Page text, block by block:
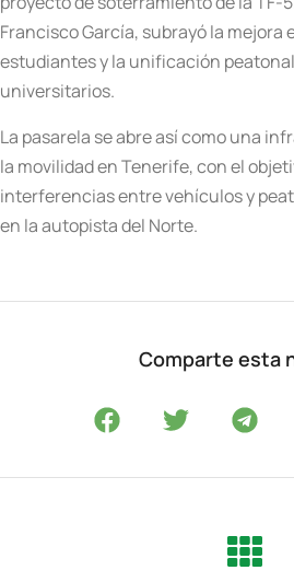
Francisco García, subrayó la mejora
estudiantes y la unificación
universitarios.
La pasarela se abre así como una
la movilidad en Tenerife, con el
interferencias entre vehículos y
en la autopista del Norte.
Comparte esta